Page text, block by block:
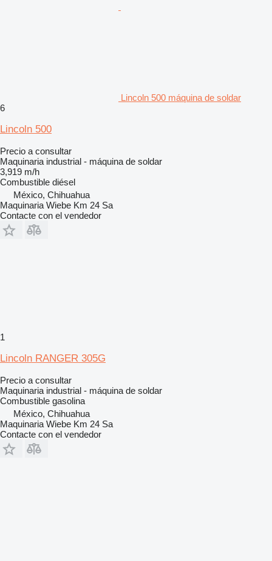
Lincoln 500 máquina de soldar
6
Lincoln 500
Precio a consultar
Maquinaria industrial - máquina de soldar
3,919 m/h
Combustible diésel
México, Chihuahua
Maquinaria Wiebe Km 24 Sa
Contacte con el vendedor
1
Lincoln RANGER 305G
Precio a consultar
Maquinaria industrial - máquina de soldar
Combustible gasolina
México, Chihuahua
Maquinaria Wiebe Km 24 Sa
Contacte con el vendedor